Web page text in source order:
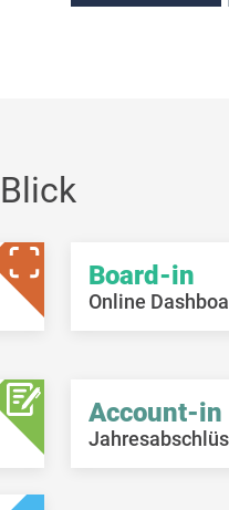
Board-in
Online
Account-in